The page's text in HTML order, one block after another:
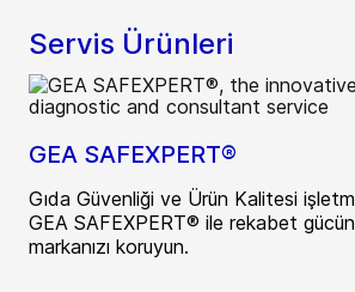
Servis Ürünleri
GEA SAFEXPERT®
Gıda Güvenliği ve Ürün Kalitesi
GEA SAFEXPERT® ile rekabet
markanızı koruyun.